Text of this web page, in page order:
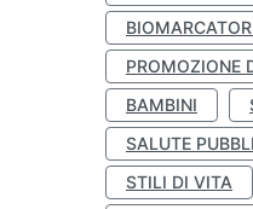
PROMOZIONE
BAMBINI
SALUTE
STILI DI VITA